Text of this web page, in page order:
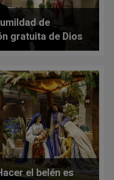
de
gratuita de Dios
el belén es